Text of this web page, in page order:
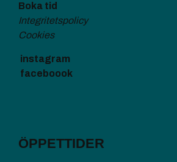
Boka tid
Integritetspolicy
Cookies
instagram
faceboook
ÖPPETTIDER